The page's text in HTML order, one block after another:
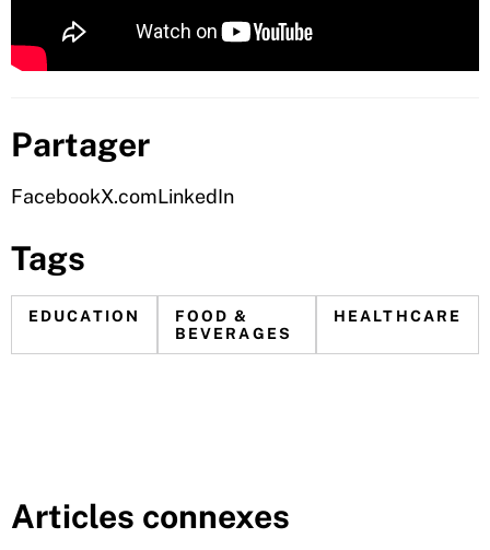
Partager
FacebookX.comLinkedIn
Tags
EDUCATION
FOOD &
BEVERAGES
HEALTHCARE
Articles connexes